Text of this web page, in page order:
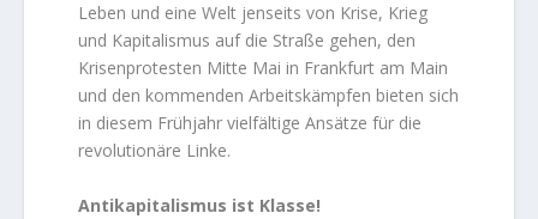
Leben und eine Welt jenseits von Krise, Krieg
und Kapitalismus auf die Straße gehen, den
Krisenprotesten Mitte Mai in Frankfurt am Main
und den kommenden Arbeitskämpfen bieten sich
in diesem Frühjahr vielfältige Ansätze für die
revolutionäre Linke.
Antikapitalismus ist Klasse!